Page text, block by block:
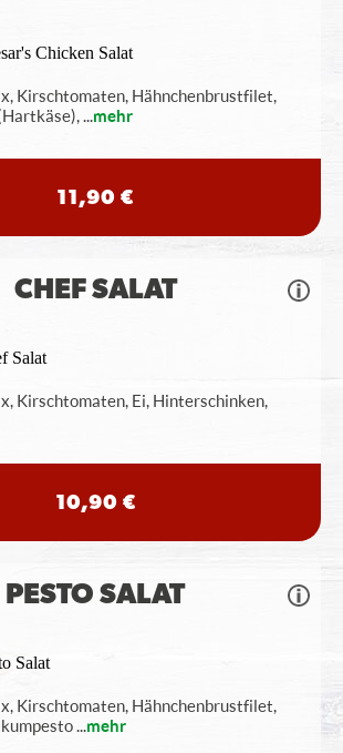
Kirschtomaten, Hähnchenbrustfilet,
...mehr
11,90 €
CHEF SALAT
Kirschtomaten, Ei, Hinterschinken,
10,90 €
PESTO SALAT
Kirschtomaten, Hähnchenbrustfilet,
...mehr